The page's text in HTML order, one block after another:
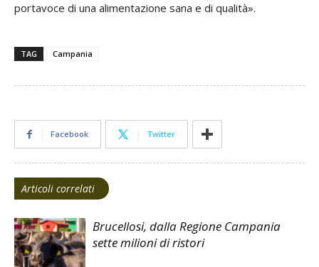
portavoce di una alimentazione sana e di qualità».
TAG Campania
Facebook Twitter
Articoli correlati
Brucellosi, dalla Regione Campania
sette milioni di ristori